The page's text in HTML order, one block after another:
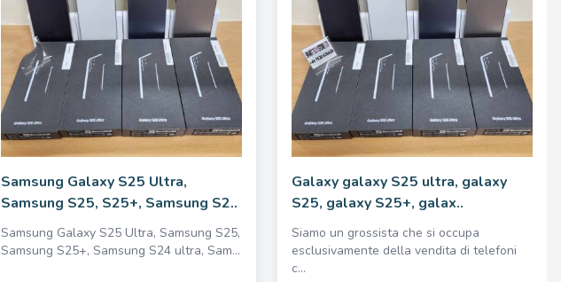
Samsung Galaxy S25 Ultra,
Samsung S25, S25+, Samsung S2..
Samsung Galaxy S25 Ultra, Samsung S25,
Samsung S25+, Samsung S24 ultra, Sam...
Galaxy galaxy S25 ultra, galaxy
S25, galaxy S25+, galax..
Siamo un grossista che si occupa
esclusivamente della vendita di telefoni
c...